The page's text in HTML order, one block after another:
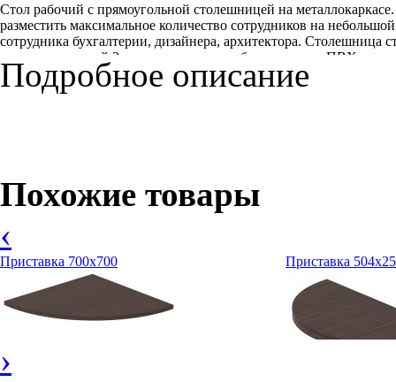
Стол рабочий с прямоугольной столешницей на
разместить максимальное количество сотрудников на
сотрудника бухгалтерии, дизайнера, архитектора.
кромка толщиной 2мм, каркасы стола облицованы – ПВХ
заглушкой.
Подробное описание
Похожие товары
‹
Приставка 700х700
1207
Приставка
›